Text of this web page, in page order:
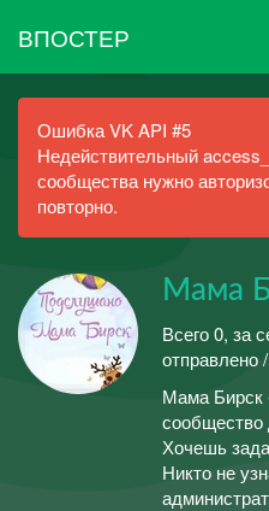
ВПОСТЕР
Ошибка VK API #5
Недействительный
сообщества нужно
повторно.
Мама
Всего 0, за
отправлено
Мама Бирск
сообщество
Хочешь
Никто не